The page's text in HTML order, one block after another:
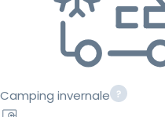
Camping invernale